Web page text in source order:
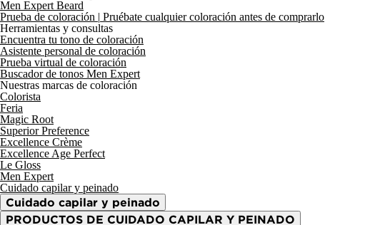
Men Expert Beard
Prueba de coloración | Pruébate cualquier coloración antes de comprarlo
Herramientas y consultas
Encuentra tu tono de coloración
Asistente personal de coloración
Prueba virtual de coloración
Buscador de tonos Men Expert
Nuestras marcas de coloración
Colorista
Feria
Magic Root
Superior Preference
Excellence Crème
Excellence Age Perfect
Le Gloss
Men Expert
Cuidado capilar y peinado
Cuidado capilar y peinado
PRODUCTOS DE CUIDADO CAPILAR Y PEINADO